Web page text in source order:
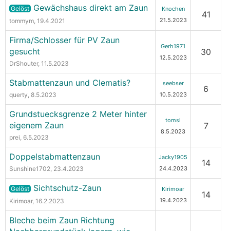
Gelöst Gewächshaus direkt am Zaun
tommym, 19.4.2021
Knochen
21.5.2023
41
Firma/Schlosser für PV Zaun
gesucht
DrShouter, 11.5.2023
Gerh1971
12.5.2023
30
Stabmattenzaun und Clematis?
querty, 8.5.2023
seebser
10.5.2023
6
Grundstuecksgrenze 2 Meter hinter
eigenem Zaun
prei, 6.5.2023
tomsl
8.5.2023
7
Doppelstabmattenzaun
Sunshine1702, 23.4.2023
Jacky1905
24.4.2023
14
Gelöst Sichtschutz-Zaun
Kirimoar, 16.2.2023
Kirimoar
19.4.2023
14
Bleche beim Zaun Richtung